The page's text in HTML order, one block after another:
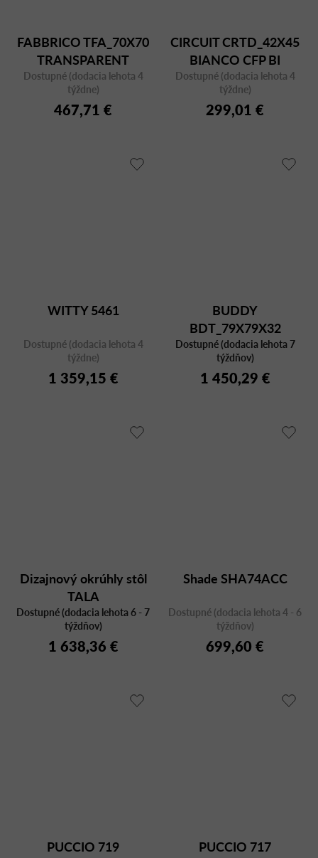
FABBRICO TFA_70X70
TRANSPARENT
Dostupné (dodacia lehota 4
týždne)
467,71 €
CIRCUIT CRTD_42X45
BIANCO CFP BI
Dostupné (dodacia lehota 4
týždne)
299,01 €
WITTY 5461
Dostupné (dodacia lehota 4
týždne)
1 359,15 €
BUDDY
BDT_79X79X32
MARBLE NERO
Dostupné (dodacia lehota 7
týždňov)
1 450,29 €
Dizajnový okrúhly stôl
TALA
Dostupné (dodacia lehota 6 - 7
týždňov)
1 638,36 €
Shade SHA74ACC
Dostupné (dodacia lehota 4 - 6
týždňov)
699,60 €
PUCCIO 719 PUCCIO 717